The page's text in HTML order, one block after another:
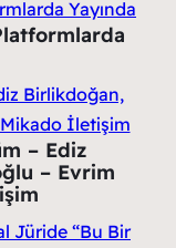
– Ediz
– Evrim